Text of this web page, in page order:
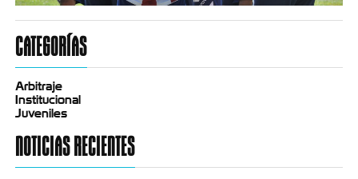
CATEGORÍAS
Arbitraje
Institucional
Juveniles
NOTICIAS RECIENTES